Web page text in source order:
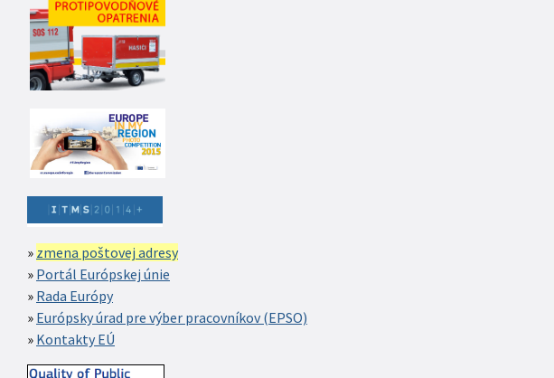
zmena poštovej adresy
Portál Európskej únie
Rada Európy
Európsky úrad pre výber pracovníkov (EPSO)
Kontakty EÚ